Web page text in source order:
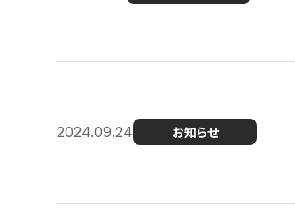
2024.09.24 お知らせ